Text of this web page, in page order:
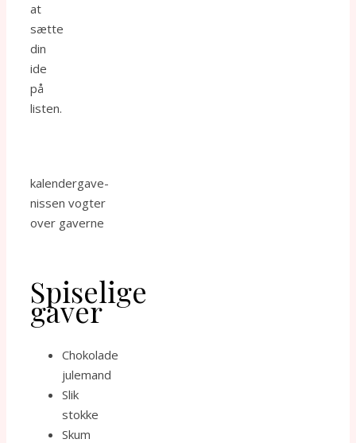
at
sætte
din
ide
på
listen.
kalendergave-
nissen vogter
over gaverne
Spiselige
gaver
Chokolade
julemand
Slik
stokke
Skum